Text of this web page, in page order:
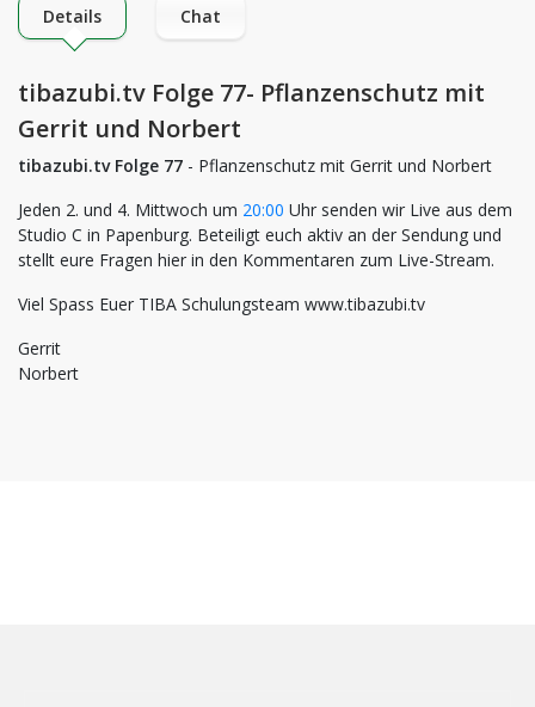
Details Chat
tibazubi.tv Folge 77- Pflanzenschutz mit
Gerrit und Norbert
tibazubi.tv Folge 77 - Pflanzenschutz mit Gerrit und Norbert
Jeden 2. und 4. Mittwoch um 20:00 Uhr senden wir Live aus dem
Studio C in Papenburg. Beteiligt euch aktiv an der Sendung und
stellt eure Fragen hier in den Kommentaren zum Live-Stream.
Viel Spass Euer TIBA Schulungsteam www.tibazubi.tv
Gerrit
Norbert